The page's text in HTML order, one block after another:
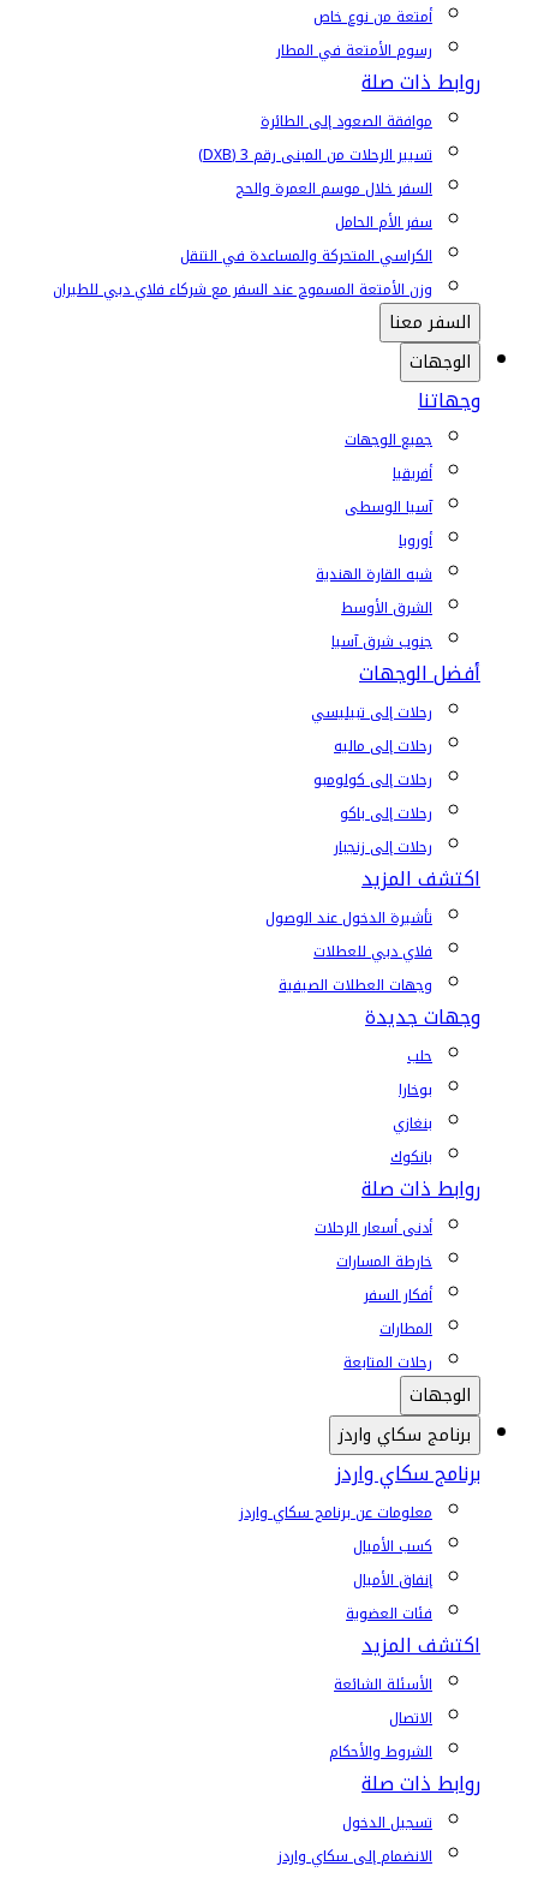
أمتعة من نوع خاص
رسوم الأمتعة في المطار
روابط ذات صلة
موافقة الصعود إلى الطائرة
تسيير الرحلات من المبنى رقم 3 (DXB)
السفر خلال موسم العمرة والحج
سفر الأم الحامل
الكراسي المتحركة والمساعدة في التنقل
وزن الأمتعة المسموح عند السفر مع شركاء فلاي دبي للطيران
السفر معنا
الوجهات
وجهاتنا
جميع الوجهات
أفريقيا
آسيا الوسطى
أوروبا
شبه القارة الهندية
الشرق الأوسط
جنوب شرق آسيا
أفضل الوجهات
رحلات إلى تبيليسي
رحلات إلى ماليه
رحلات إلى كولومبو
رحلات إلى باكو
رحلات إلى زنجبار
اكتشف المزيد
تأشيرة الدخول عند الوصول
فلاي دبي للعطلات
وجهات العطلات الصيفية
وجهات جديدة
حلب
بوخارا
بنغازي
بانكوك
روابط ذات صلة
أدنى أسعار الرحلات
خارطة المسارات
أفكار السفر
المطارات
رحلات المتابعة
الوجهات
برنامج سكاي واردز
برنامج سكاي واردز
معلومات عن برنامج سكاي واردز
كسب الأميال
إنفاق الأميال
فئات العضوية
اكتشف المزيد
الأسئلة الشائعة
الاتصال
الشروط والأحكام
روابط ذات صلة
تسجيل الدخول
الانضمام إلى سكاي واردز